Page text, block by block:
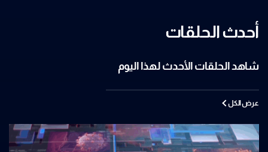
أحدث الحلقات
شاهد الحلقات الأحدث لهذا اليوم
عرض الكل